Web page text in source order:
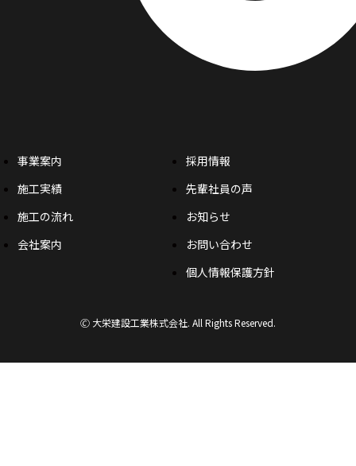
事業案内
施工実績
施工の流れ
会社案内
採用情報
先輩社員の声
お知らせ
お問い合わせ
個人情報保護方針
🄫 大栄建設工業株式会社. All Rights Reserved.